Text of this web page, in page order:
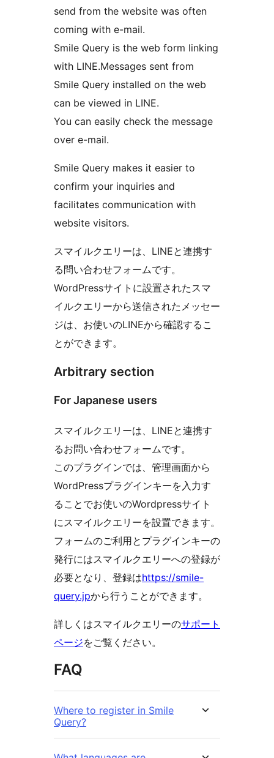
send from the website was often
coming with e-mail.
Smile Query is the web form linking
with LINE.Messages sent from
Smile Query installed on the web
can be viewed in LINE.
You can easily check the message
over e-mail.
Smile Query makes it easier to
confirm your inquiries and
facilitates communication with
website visitors.
スマイルクエリーは、LINEと連携す
る問い合わせフォームです。
WordPressサイトに設置されたスマ
イルクエリーから送信されたメッセー
ジは、お使いのLINEから確認するこ
とができます。
Arbitrary section
For Japanese users
スマイルクエリーは、LINEと連携す
るお問い合わせフォームです。
このプラグインでは、管理画面から
WordPressプラグインキーを入力す
ることでお使いのWordpressサイト
にスマイルクエリーを設置できます。
フォームのご利用とプラグインキーの
発行にはスマイルクエリーへの登録が
必要となり、登録はhttps://smile-
query.jpから行うことができます。
詳しくはスマイルクエリーのサポート
ページをご覧ください。
FAQ
Where to register in Smile
Query?